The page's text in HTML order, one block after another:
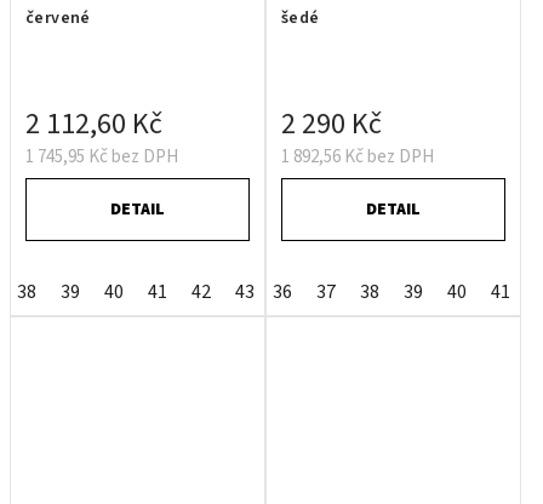
červené
1 745,95 Kč bez DPH
2 112,60 Kč
DETAIL
38 39 40 41 42 43
šedé
1 892,56 Kč bez DPH
2 290 Kč
DETAIL
36 37 38 39 40 41